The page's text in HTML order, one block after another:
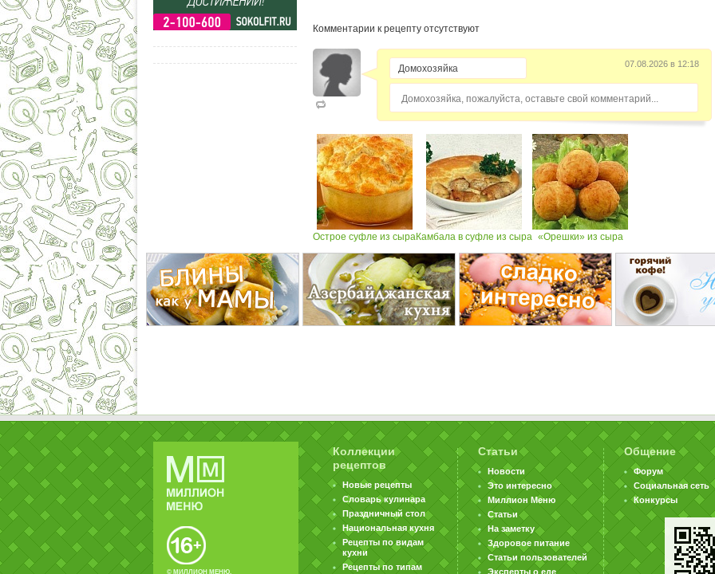
Комментарии к рецепту отсутствуют
07.08.2026 в 12:18
Домохозяйка, пожалуйста, оставьте свой комментарий...
Острое суфле из сыраКамбала в суфле из сыра «Орешки» из сыра
© МИЛЛИОН МЕНЮ.
Коллекции
рецептов
Новые рецепты
Словарь кулинара
Праздничный стол
Национальная кухня
Рецепты по видам
кухни
Рецепты по типам
Статьи
Новости
Это интересно
Миллион Меню
Статьи
На заметку
Здоровое питание
Статьи пользователей
Эксперты о еде
Общение
Форум
Социальная сеть
Конкурсы